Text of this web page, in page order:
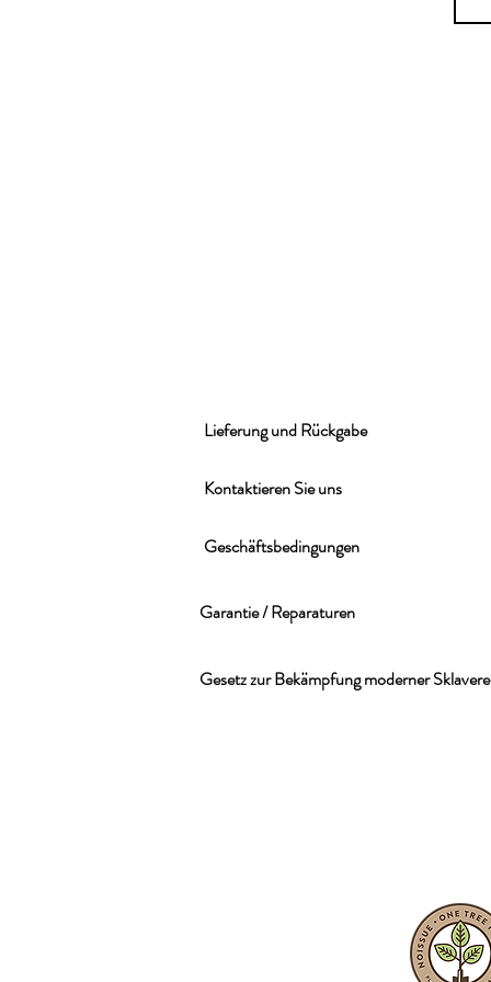
Lieferung und Rückgabe
Kontaktieren Sie uns
Geschäftsbedingungen
Garantie / Reparaturen
Gesetz zur Bekämpfung moderner